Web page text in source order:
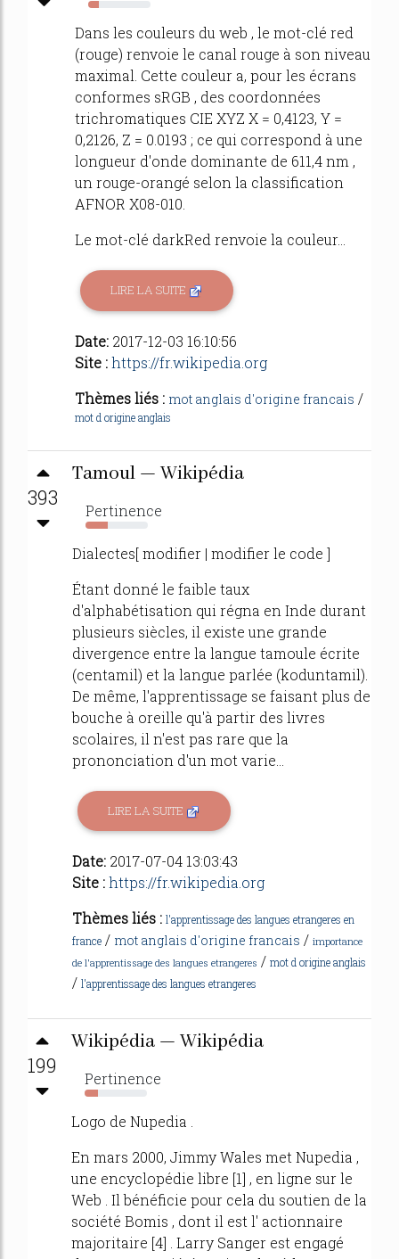
17%
Dans les couleurs du web , le mot-clé red
(rouge) renvoie le canal rouge à son niveau
maximal. Cette couleur a, pour les écrans
conformes sRGB , des coordonnées
trichromatiques CIE XYZ X = 0,4123, Y =
0,2126, Z = 0.0193 ; ce qui correspond à une
longueur d'onde dominante de 611,4 nm ,
un rouge-orangé selon la classification
AFNOR X08-010.
Le mot-clé darkRed renvoie la couleur...
LIRE LA SUITE
Date: 2017-12-03 16:10:56
Site :https://fr.wikipedia.org
Thèmes liés : mot anglais d'origine francais /
mot d origine anglais
393
Tamoul — Wikipédia
Pertinence
36%
Dialectes[ modifier | modifier le code ]
Étant donné le faible taux
d'alphabétisation qui régna en Inde durant
plusieurs siècles, il existe une grande
divergence entre la langue tamoule écrite
(centamil) et la langue parlée (koduntamil).
De même, l'apprentissage se faisant plus de
bouche à oreille qu'à partir des livres
scolaires, il n'est pas rare que la
prononciation d'un mot varie...
LIRE LA SUITE
Date: 2017-07-04 13:03:43
Site :https://fr.wikipedia.org
Thèmes liés : l'apprentissage des langues etrangeres en
france / mot anglais d'origine francais / importance
de l'apprentissage des langues etrangeres / mot d origine anglais
/ l'apprentissage des langues etrangeres
199
Wikipédia — Wikipédia
Pertinence
21%
Logo de Nupedia .
En mars 2000, Jimmy Wales met Nupedia ,
une encyclopédie libre [1] , en ligne sur le
Web . Il bénéficie pour cela du soutien de la
société Bomis , dont il est l' actionnaire
majoritaire [4] . Larry Sanger est engagé